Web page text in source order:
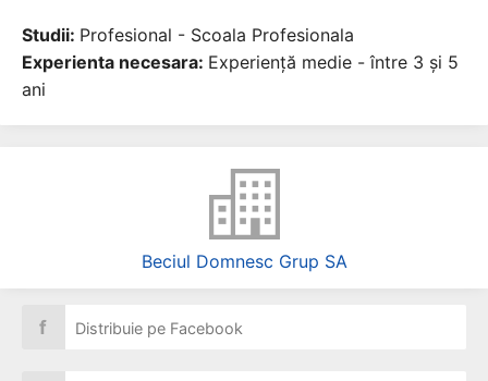
Studii: Profesional - Scoala Profesionala
Experienta necesara: Experiență medie - între 3 și 5
ani
Beciul Domnesc Grup SA
f Distribuie pe Facebook